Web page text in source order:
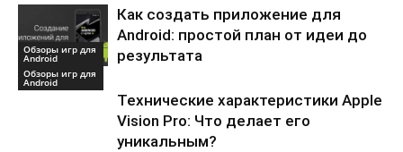
Обзоры игр для
Android
Как создать приложение для
Android: простой план от идеи до
результата
Обзоры игр для
Android
Технические характеристики Apple
Vision Pro: Что делает его
уникальным?